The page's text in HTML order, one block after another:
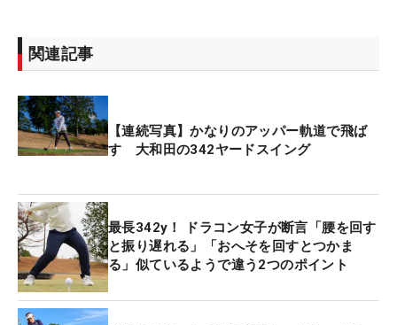
関連記事
【連続写真】かなりのアッパー軌道で飛ば
す 大和田の342ヤードスイング
最長342y！ ドラコン女子が断言「腰を回す
と振り遅れる」「おへそを回すとつかま
る」似ているようで違う2つのポイント